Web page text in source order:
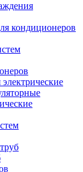
кондиционеров